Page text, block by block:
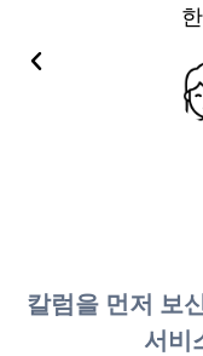
칼럼을 먼저 보
서비